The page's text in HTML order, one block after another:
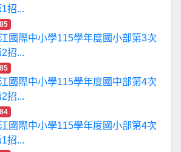
招...
85
國際中小學115學年度國小部第3次
招...
85
國際中小學115學年度國中部第4次
招...
84
國際中小學115學年度國小部第4次
招...